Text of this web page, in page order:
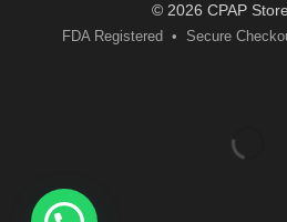
© 2026 CPAP
FDA Registered • Secure